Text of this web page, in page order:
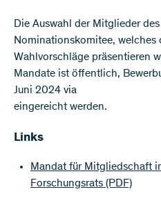
Die Auswahl der Mitglieder
Nominationskomitee, welches
Wahlvorschläge präsentieren
Mandate ist öffentlich,
Juni 2024 via
eingereicht werden.
Links
Mandat für Mitgliedschaft
Forschungsrats (PDF)